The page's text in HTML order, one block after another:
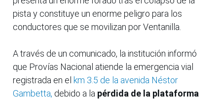
pista y constituye un enorme peligro para los
conductores que se movilizan por Ventanilla.
A través de un comunicado, la institución informó
que Provías Nacional atiende la emergencia vial
registrada en el km 3.5 de la avenida Néstor
Gambetta, debido a la pérdida de la plataforma